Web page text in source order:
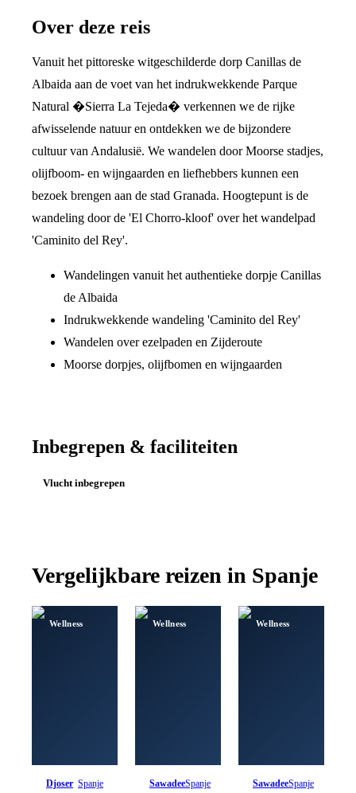
Over deze reis
Vanuit het pittoreske witgeschilderde dorp Canillas de
Albaida aan de voet van het indrukwekkende Parque
Natural �Sierra La Tejeda� verkennen we de rijke
afwisselende natuur en ontdekken we de bijzondere
cultuur van Andalusië. We wandelen door Moorse stadjes,
olijfboom- en wijngaarden en liefhebbers kunnen een
bezoek brengen aan de stad Granada. Hoogtepunt is de
wandeling door de 'El Chorro-kloof' over het wandelpad
'Caminito del Rey'.
Wandelingen vanuit het authentieke dorpje Canillas
de Albaida
Indrukwekkende wandeling 'Caminito del Rey'
Wandelen over ezelpaden en Zijderoute
Moorse dorpjes, olijfbomen en wijngaarden
Inbegrepen & faciliteiten
Vlucht inbegrepen
Vergelijkbare reizen in Spanje
Wellness
Djoser Spanje
Wellness
SawadeeSpanje
Wellness
SawadeeSpanje